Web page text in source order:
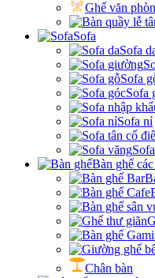
Ghế văn
Sofa
Sofa
Sofa
Sofa
Sofa nỉ
Bàn ghế
Chân bàn